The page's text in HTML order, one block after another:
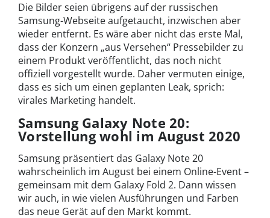
Die Bilder seien übrigens auf der russischen
Samsung-Webseite aufgetaucht, inzwischen aber
wieder entfernt. Es wäre aber nicht das erste Mal,
dass der Konzern „aus Versehen“ Pressebilder zu
einem Produkt veröffentlicht, das noch nicht
offiziell vorgestellt wurde. Daher vermuten einige,
dass es sich um einen geplanten Leak, sprich:
virales Marketing handelt.
Samsung Galaxy Note 20:
Vorstellung wohl im August 2020
Samsung präsentiert das Galaxy Note 20
wahrscheinlich im August bei einem Online-Event –
gemeinsam mit dem Galaxy Fold 2. Dann wissen
wir auch, in wie vielen Ausführungen und Farben
das neue Gerät auf den Markt kommt.